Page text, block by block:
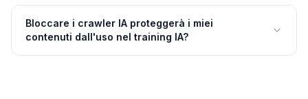
Bloccare i crawler IA proteggerà i miei
contenuti dall'uso nel training IA?